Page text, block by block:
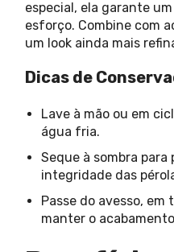
especial, ela garante
esforço. Combine com
um look ainda mais
Dicas de
Lave à mão ou em
água fria.
Seque à sombra para
integridade das
Passe do avesso, em
manter o